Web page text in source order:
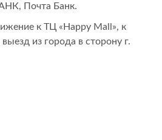
Почта Банк.
к ТЦ «Happy Mall», к
из города в сторону г.